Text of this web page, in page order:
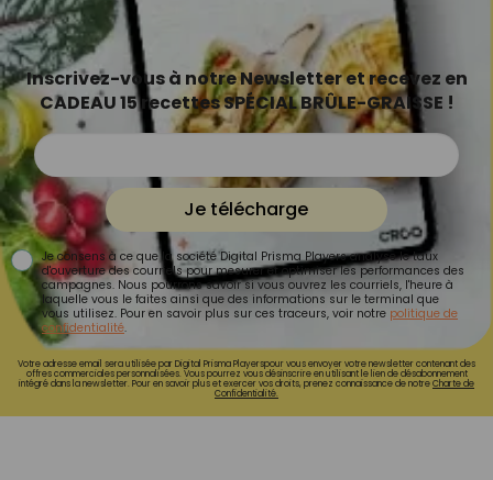
Inscrivez-vous à notre Newsletter et recevez en
CADEAU 15 recettes SPÉCIAL BRÛLE-GRAISSE !
Je télécharge
Je consens à ce que la société Digital Prisma Players analyse le taux
d'ouverture des courriels pour mesurer et optimiser les performances des
campagnes. Nous pourrons savoir si vous ouvrez les courriels, l'heure à
laquelle vous le faites ainsi que des informations sur le terminal que
vous utilisez. Pour en savoir plus sur ces traceurs, voir notre politique de
confidentialité.
Votre adresse email sera utilisée par Digital Prisma Playerspour vous envoyer votre newsletter contenant des
offres commerciales personnalisées. Vous pourrez vous désinscrire en utilisant le lien de désabonnement
intégré dans la newsletter. Pour en savoir plus et exercer vos droits, prenez connaissance de notreCharte de
Confidentialité.